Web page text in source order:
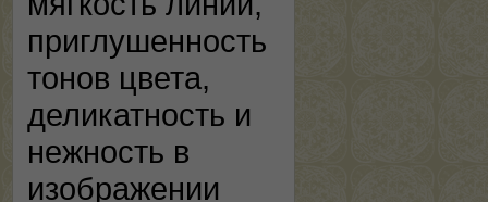
приглушенность
тонов цвета,
деликатность и
нежность в
изображении